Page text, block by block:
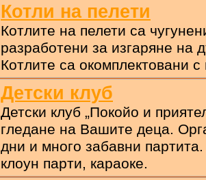
Котли на пелети
Котлите на пелети са
разработени за изгаряне на
Котлите са окомплектовани с
Детски клуб
Детски клуб „Покойо и
гледане на Вашите деца.
дни и много забавни
клоун парти, караоке.